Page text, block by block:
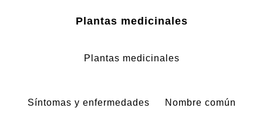
Plantas medicinales
Plantas medicinales
Síntomas y enfermedades Nombre común